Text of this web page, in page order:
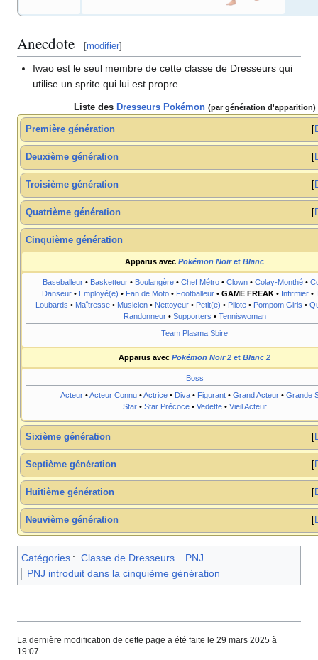
Anecdote [modifier]
Iwao est le seul membre de cette classe de Dresseurs qui
utilise un sprite qui lui est propre.
Liste des Dresseurs Pokémon (par génération d'apparition)
Première génération
Deuxième génération
Troisième génération
Quatrième génération
Cinquième génération
Apparus avec Pokémon Noiret Blanc
Baseballeur • Basketteur • Boulangère • Chef Métro • Clown • Colay-Monthé •
Danseur• Employé(e) • Fan de Moto• Footballeur• GAME FREAK• Infirmier•
Loubards • Maîtresse • Musicien • Nettoyeur • Petit(e) • Pilote • Pompom Girls •
Randonneur• Supporters • Tenniswoman
Team Plasma Sbire
Apparus avec Pokémon Noir 2 et Blanc 2
Boss
Acteur •Acteur Connu •Actrice • Diva • Figurant • Grand Acteur • Grande
Star• Star Précoce• Vedette• Vieil Acteur
Sixième génération
Septième génération
Huitième génération
Neuvième génération
Catégories : Classe de Dresseurs
PNJ
PNJ introduit dans la cinquième génération
La dernière modification de cette page a été faite le 29 mars 2025 à
19:07.